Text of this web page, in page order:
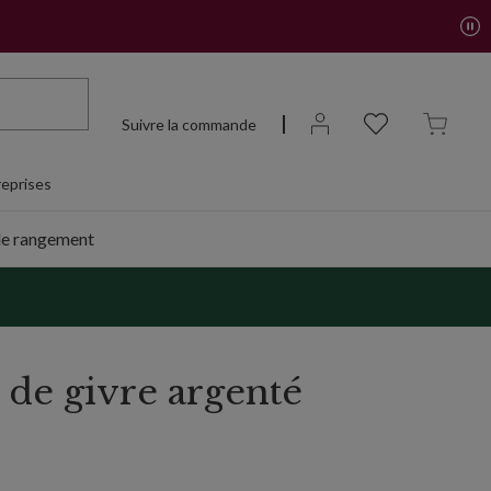
Suivre la commande
rangement
givre argenté